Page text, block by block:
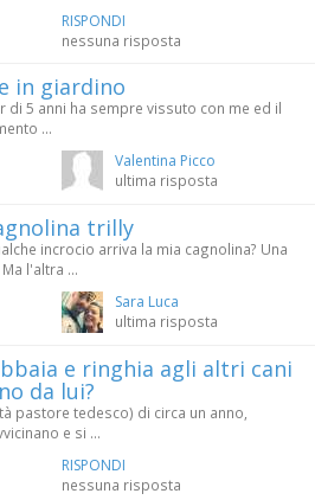
RISPONDI
nessuna risposta
in giardino
di 5 anni ha sempre vissuto con me ed il
...
Valentina Picco
ultima risposta
trilly
incrocio arriva la mia cagnolina? Una
l'altra ...
Sara Luca
ultima risposta
e ringhia agli altri cani
da lui?
pastore tedesco) di circa un anno,
e si ...
RISPONDI
nessuna risposta